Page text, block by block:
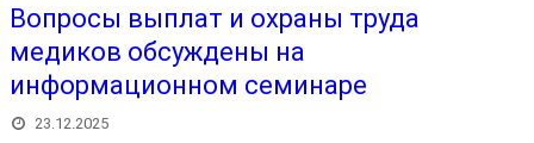
Вопросы выплат и охраны труда
медиков обсуждены на
информационном семинаре
23.12.2025